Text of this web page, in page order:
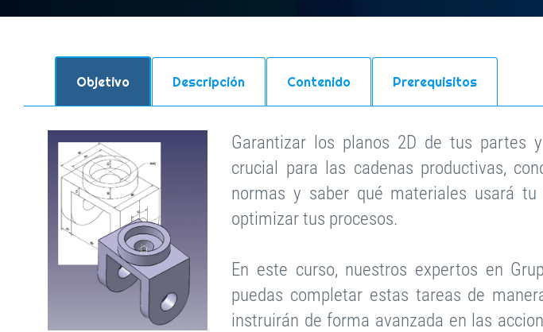
Objetivo Descripción Contenido Prerequisitos
Garantizar los planos 2D de tus partes
crucial para las cadenas productivas,
normas y saber qué materiales usará tu
optimizar tus procesos.
En este curso, nuestros expertos en
puedas completar estas tareas de
instruirán de forma avanzada en las